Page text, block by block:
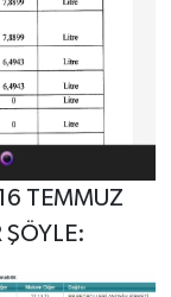
TEMMUZ